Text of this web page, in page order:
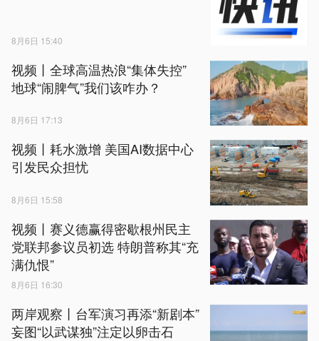
8月6日 15:40
视频丨全球高温热浪“集体失控”
地球“闹脾气”我们该咋办？
8月6日 17:13
视频丨耗水激增 美国AI数据中心
引发民众担忧
8月6日 15:58
视频丨赛义德赢得密歇根州民主
党联邦参议员初选 特朗普称其“充
满仇恨”
8月6日 16:30
两岸观察丨台军演习再添“新剧本”
妄图“以武谋独”注定以卵击石